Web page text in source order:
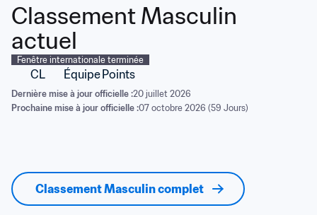
Classement Masculin
actuel
Fenêtre internationale terminée
CL Équipe Points
Dernière mise à jour officielle :20 juillet 2026
Prochaine mise à jour officielle :07 octobre 2026 (59 Jours)
Classement Masculin complet